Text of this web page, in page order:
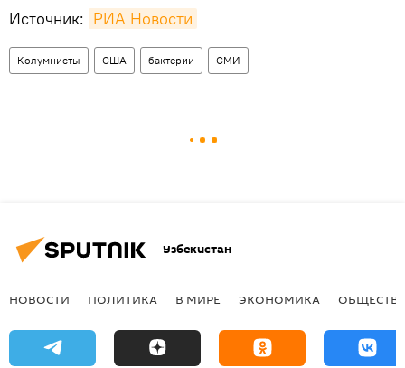
Источник: РИА Новости
Колумнисты США бактерии СМИ
Узбекистан
НОВОСТИ ПОЛИТИКА В МИРЕ ЭКОНОМИКА